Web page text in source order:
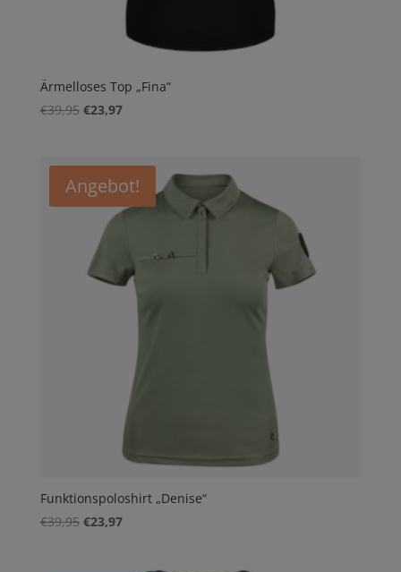
Ärmelloses Top „Fina“
€39,95 Ursprünglicher
€39,95
€23,97Aktueller
€23,97.
Angebot!
Funktionspoloshirt „Denise“
€39,95 Ursprünglicher
€23,97Aktueller